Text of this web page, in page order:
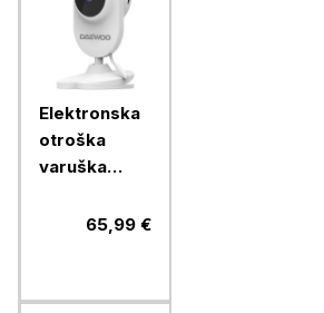
Elektronska
otroška
varuška
BM4965,99 €